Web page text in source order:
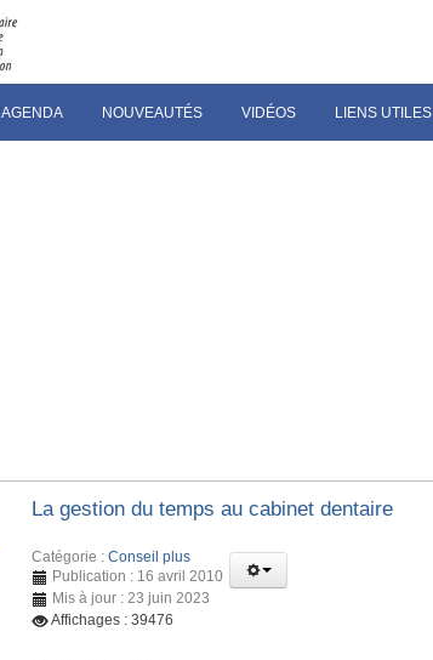
AGENDA NOUVEAUTÉS VIDÉOS LIENS UTILES
La gestion du temps au cabinet dentaire
Catégorie : Conseil plus
Publication : 16 avril 2010
Mis à jour : 23 juin 2023
Affichages : 39476